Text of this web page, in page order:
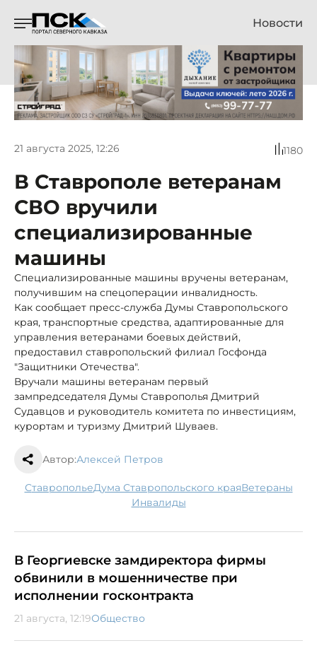
Новости
21 августа 2025, 12:26 1180
В Ставрополе ветеранам
СВО вручили
специализированные
машины
Специализированные машины вручены ветеранам,
получившим на спецоперации инвалидность.
Как сообщает пресс-служба Думы Ставропольского
края, транспортные средства, адаптированные для
управления ветеранами боевых действий,
предоставил ставропольский филиал Госфонда
"Защитники Отечества".
Вручали машины ветеранам первый
зампредседателя Думы Ставрополья Дмитрий
Судавцов и руководитель комитета по инвестициям,
курортам и туризму Дмитрий Шуваев.
Автор:Алексей Петров
Ставрополье Дума Ставропольского края ветераны
инвалиды
В Георгиевске замдиректора фирмы
обвинили в мошенничестве при
исполнении госконтракта
21 августа, 12:19Общество